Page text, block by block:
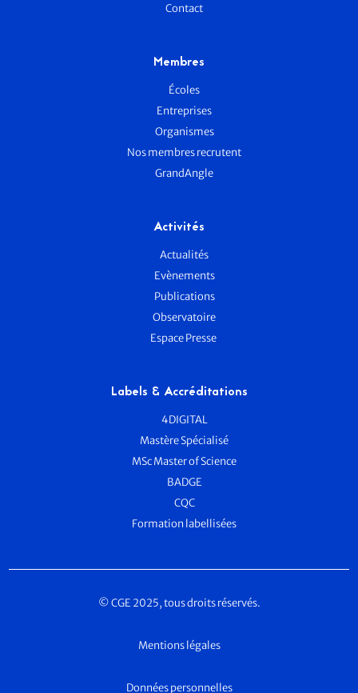
Contact
Membres
Écoles
Entreprises
Organismes
Nos membres recrutent
GrandAngle
Activités
Actualités
Evènements
Publications
Observatoire
Espace Presse
Labels & Accréditations
4DIGITAL
Mastère Spécialisé
MSc Master of Science
BADGE
CQC
Formation labellisées
© CGE 2025, tous droits réservés.
Mentions légales
Données personnelles